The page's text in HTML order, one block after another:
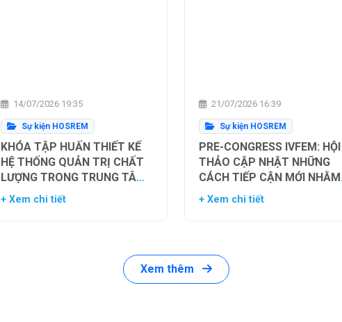
14/07/2026 19:35
Sự kiện HOSREM
KHÓA TẬP HUẤN THIẾT KẾ
HỆ THỐNG QUẢN TRỊ CHẤT
LƯỢNG TRONG TRUNG TÂM
THỤ TINH TRONG ỐNG
+ Xem chi tiết
21/07/2026 16:39
Sự kiện HOSREM
PRE-CONGRESS IVFEM: HỘI
THẢO CẬP NHẬT NHỮNG
CÁCH TIẾP CẬN MỚI NHẰM
TỐI ƯU HÓA TỶ LỆ THÀNH
+ Xem chi tiết
Xem thêm